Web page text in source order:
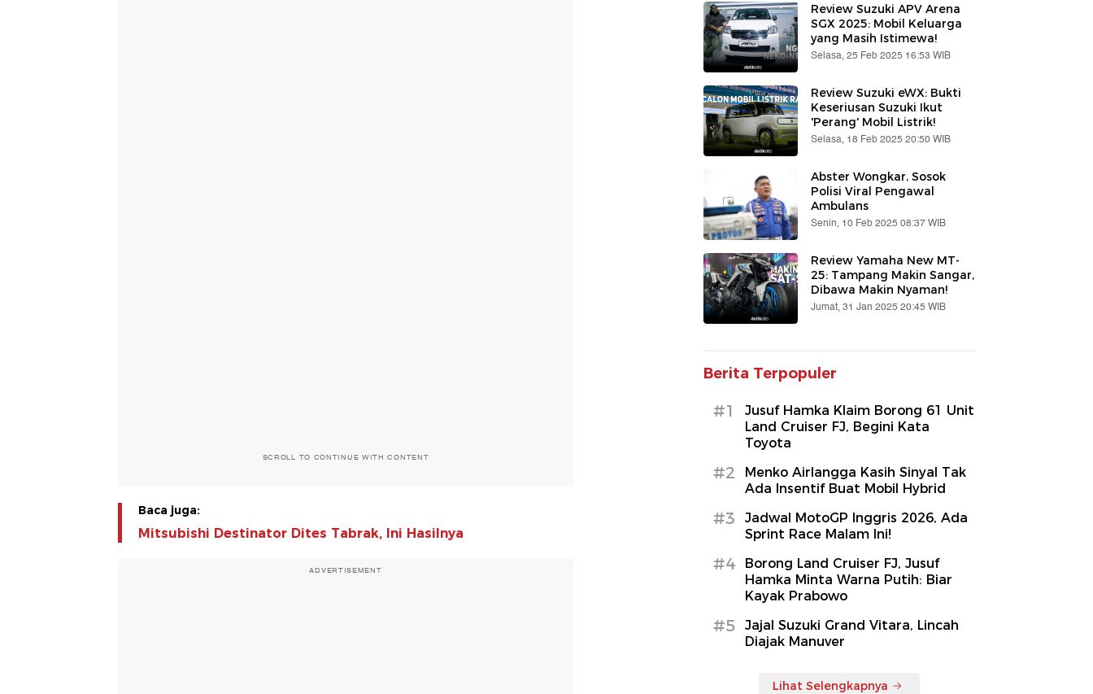
SCROLL TO CONTINUE WITH CONTENT
Baca juga:
Mitsubishi Destinator Dites Tabrak, Ini Hasilnya
ADVERTISEMENT
Review Suzuki APV Arena
SGX 2025: Mobil Keluarga
yang Masih Istimewa!
Selasa, 25 Feb 2025 16:53 WIB
Review Suzuki eWX: Bukti
Keseriusan Suzuki Ikut
'Perang' Mobil Listrik!
Selasa, 18 Feb 2025 20:50 WIB
Abster Wongkar, Sosok
Polisi Viral Pengawal
Ambulans
Senin, 10 Feb 2025 08:37 WIB
Review Yamaha New MT-
25: Tampang Makin Sangar,
Dibawa Makin Nyaman!
Jumat, 31 Jan 2025 20:45 WIB
Berita Terpopuler
#1
Jusuf Hamka Klaim Borong 61 Unit
Land Cruiser FJ, Begini Kata
Toyota
#2
Menko Airlangga Kasih Sinyal Tak
Ada Insentif Buat Mobil Hybrid
#3
Jadwal MotoGP Inggris 2026, Ada
Sprint Race Malam Ini!
#4
Borong Land Cruiser FJ, Jusuf
Hamka Minta Warna Putih: Biar
Kayak Prabowo
#5
Jajal Suzuki Grand Vitara, Lincah
Diajak Manuver
Lihat Selengkapnya